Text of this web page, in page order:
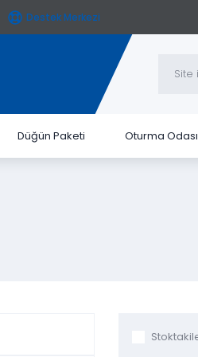
Destek Merkezi
Düğün Paketi Oturma Odası